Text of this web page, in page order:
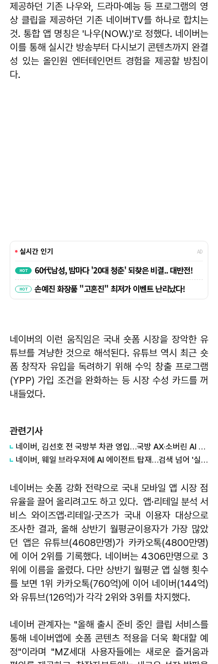
제공하던 기존 나우와, 드라마·예능 등 프로그램의 영
상 클립을 제공하던 기존 네이버TV를 하나로 합치는
것. 통합 앱 명칭은 '나우(NOW.)'로 정했다. 네이버는
이를 통해 실시간 방송부터 다시보기 콘텐츠까지 완결
성 있는 올인원 엔터테인먼트 경험을 제공할 방침이
다.
네이버의 이런 움직임은 국내 숏폼 시장을 장악한 유
튜브를 겨냥한 것으로 해석된다. 유튜브 역시 최근 숏
폼 창작자 유입을 독려하기 위해 수익 창출 프로그램
(YPP) 가입 조건을 완화하는 등 시장 수성 카드를 꺼
내들었다.
관련기사
네이버, 김선호 전 국방부 차관 영입…국방 AX·소버린 AI 사업 강화
네이버, 웨일 브라우저에 AI 에이전트 탑재…검색 넘어 '실행형 AI'로
네이버는 숏폼 강화 전략으로 국내 모바일 앱 시장 점
유율을 끌어 올리려고도 하고 있다. 앱·리테일 분석 서
비스 와이즈앱·리테일·굿즈가 국내 이용자 대상으로
조사한 결과, 올해 상반기 월평균이용자가 가장 많았
던 앱은 유튜브(4608만명)가 카카오톡(4800만명)
에 이어 2위를 기록했다. 네이버는 4306만명으로 3
위에 이름을 올렸다. 다만 상반기 월평균 앱 실행 횟수
를 보면 1위 카카오톡(760억)에 이어 네이버(144억)
와 유튜브(126억)가 각각 2위와 3위를 차지했다.
네이버 관계자는 "올해 출시 준비 중인 클립 서비스를
통해 네이버앱에 숏폼 콘텐츠 적용을 더욱 확대할 예
정"이라며 "MZ세대 사용자들에는 새로운 즐거움과